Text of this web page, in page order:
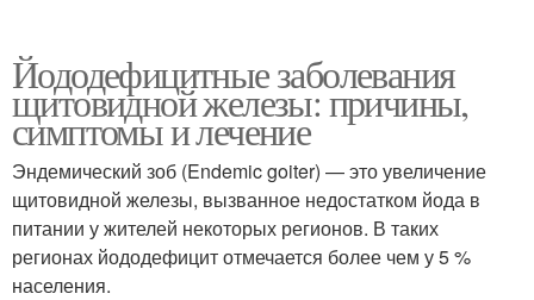
Йододефицитные заболевания
щитовидной железы: причины,
симптомы и лечение
Эндемический зоб (Endemic goiter) — это увеличение
щитовидной железы, вызванное недостатком йода в
питании у жителей некоторых регионов. В таких
регионах йододефицит отмечается более чем у 5 %
населения.